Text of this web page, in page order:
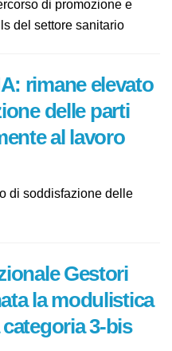
di promozione e
rimane
Gestori